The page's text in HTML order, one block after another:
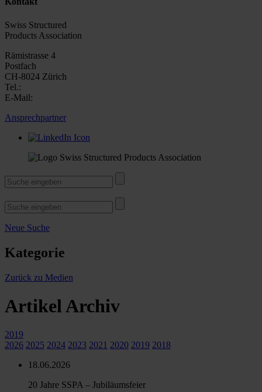
Swiss Structured
Products Association
Rämistrasse 4
Postfach
CH-8024 Zürich
Tel.:
E-Mail:
Ansprechpartner
Neue Suche
Kategorie
Zurück zu Medien
Artikel Archiv
2019
2026 2025 2024 2023 2021 2020 2019 2018
18.06.2026
20 Jahre SSPA – Jubiläumsfeier